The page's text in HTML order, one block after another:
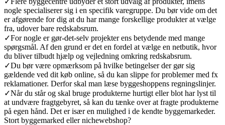
nogle specialiserer sig i en specifik varegruppe. Du bør vide om det
er afgørende for dig at du har mange forskellige produkter at vælge
fra, udover bare redskabsrum.
✓For nogle er gør-det-selv projekter ens betydende med mange
spørgsmål. Af den grund er det en fordel at vælge en netbutik, hvor
du bliver tilbudt hjælp og vejledning omkring redskabsrum.
✓Du bør være opmærksom på hvilke betingelser der gør sig
gældende ved dit køb online, så du kan slippe for problemer med fx
reklamationer. Derfor skal man læse byggeshoppens regningslinjer.
✓Når du står og skal bruge produkterne hurtigt eller blot har lyst til
at undvære fragtgebyret, så kan du tænke over at fragte produkterne
på egen hånd. Det er især en mulighed i de kendte byggemarkeder.
Stort byggemarked eller nichewebshop?